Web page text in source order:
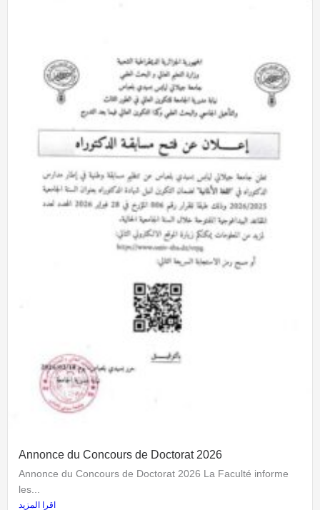
Annonce du Concours de Doctorat 2026
Annonce du Concours de Doctorat 2026 La Faculté informe
les...
اقرا المزيد